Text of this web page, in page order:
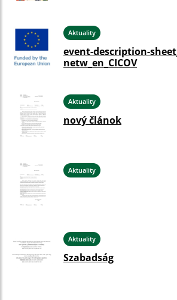
Aktuality
event-description-
netw_en_CICOV
Aktuality
nový článok
Aktuality
Aktuality
Szabadság